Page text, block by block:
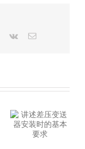
Pinterest
Vk Email